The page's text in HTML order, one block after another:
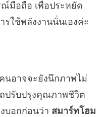
มือถือ เพื่อประหยัด
ใช้พลังงานนั่นเองค่ะ
นอาจจะยังนึกภาพไม่
ปรับปรุงคุณภาพชีวิต
บอกก่อนว่า สมาร์ทโฮม